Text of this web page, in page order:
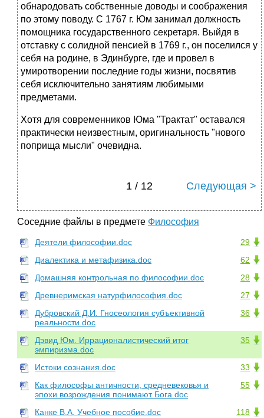
обнародовать собственные доводы и соображения
по этому поводу. С 1767 г. Юм занимал должность
помощника государственного секретаря. Выйдя в
отставку с солидной пенсией в 1769 г., он поселился у
себя на родине, в Эдинбурге, где и провел в
умиротворении последние годы жизни, посвятив
себя исключительно занятиям любимыми
предметами.
Хотя для современников Юма "Трактат" оставался
практически неизвестным, оригинальность "нового
поприща мысли" очевидна.
1 / 12 Следующая >
Соседние файлы в предмете Философия
29
Деятели философии.doc
62
Диалектика и метафизика.doc
28
Домашняя контрольная по философии.doc
27
Древнеримская натурфилософия.doc
36
Дубровский Д.И. Гносеология субъективной
реальности.doc
35
Дэвид Юм. Иррационалистический итог
эмпиризма.doc
33
Истоки сознания.doc
55
Как философы античности, средневековья и
эпохи возрождения понимают Бога.doc
118
Канке В.А. Учебное пособие.doc